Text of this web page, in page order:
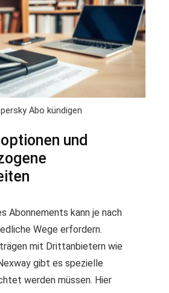
Abo kündigen
und
Abonnements kann je nach
Wege erfordern.
mit Drittanbietern wie
gibt es spezielle
werden müssen. Hier